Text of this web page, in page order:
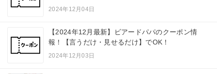
2024年12月04日
【2024年12月最新】ビアードパパのクーポン情
報！【言うだけ・見せるだけ】でOK！
2024年12月03日